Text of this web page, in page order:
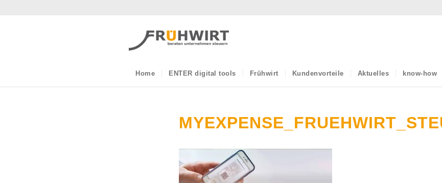
Home ENTER digital tools Frühwirt Kundenvorteile Aktuelles know-how